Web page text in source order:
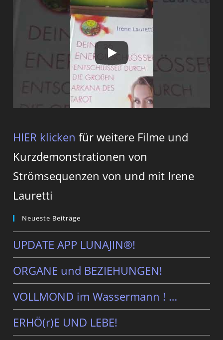
HIER klicken für weitere Filme und
Kurzdemonstrationen von
Strömsequenzen von und mit Irene
Lauretti
Neueste Beiträge
UPDATE APP LUNAJIN®!
ORGANE und BEZIEHUNGEN!
VOLLMOND im Wassermann ! …
ERHÖ(r)E UND LEBE!